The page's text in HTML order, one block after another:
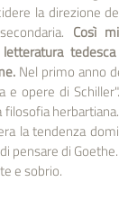
la direzione
Così
Nel primo anno
opere di
la tendenza
di
e sobrio.